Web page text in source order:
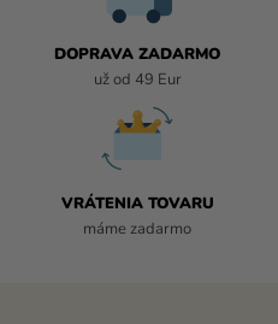
DOPRAVA ZADARMO
už od 49 Eur
VRÁTENIA TOVARU
máme zadarmo